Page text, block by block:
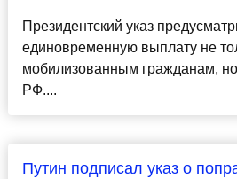
Президентский указ
единовременную выплату не
мобилизованным гражданам,
РФ....
Путин подписал указ о